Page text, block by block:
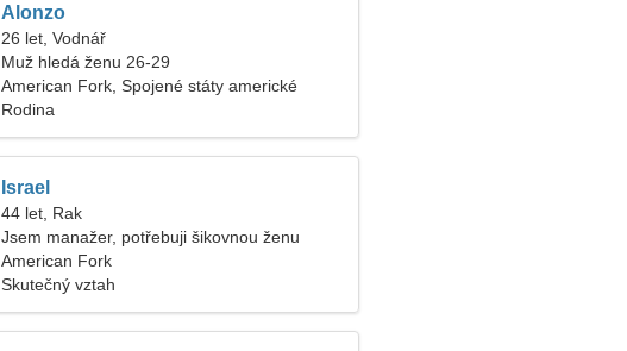
Alonzo
26 let, Vodnář
Muž hledá ženu 26-29
American Fork, Spojené státy americké
Rodina
Israel
44 let, Rak
Jsem manažer, potřebuji šikovnou ženu
American Fork
Skutečný vztah